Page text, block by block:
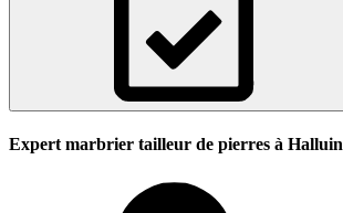
Expert marbrier tailleur de pierres à Halluin